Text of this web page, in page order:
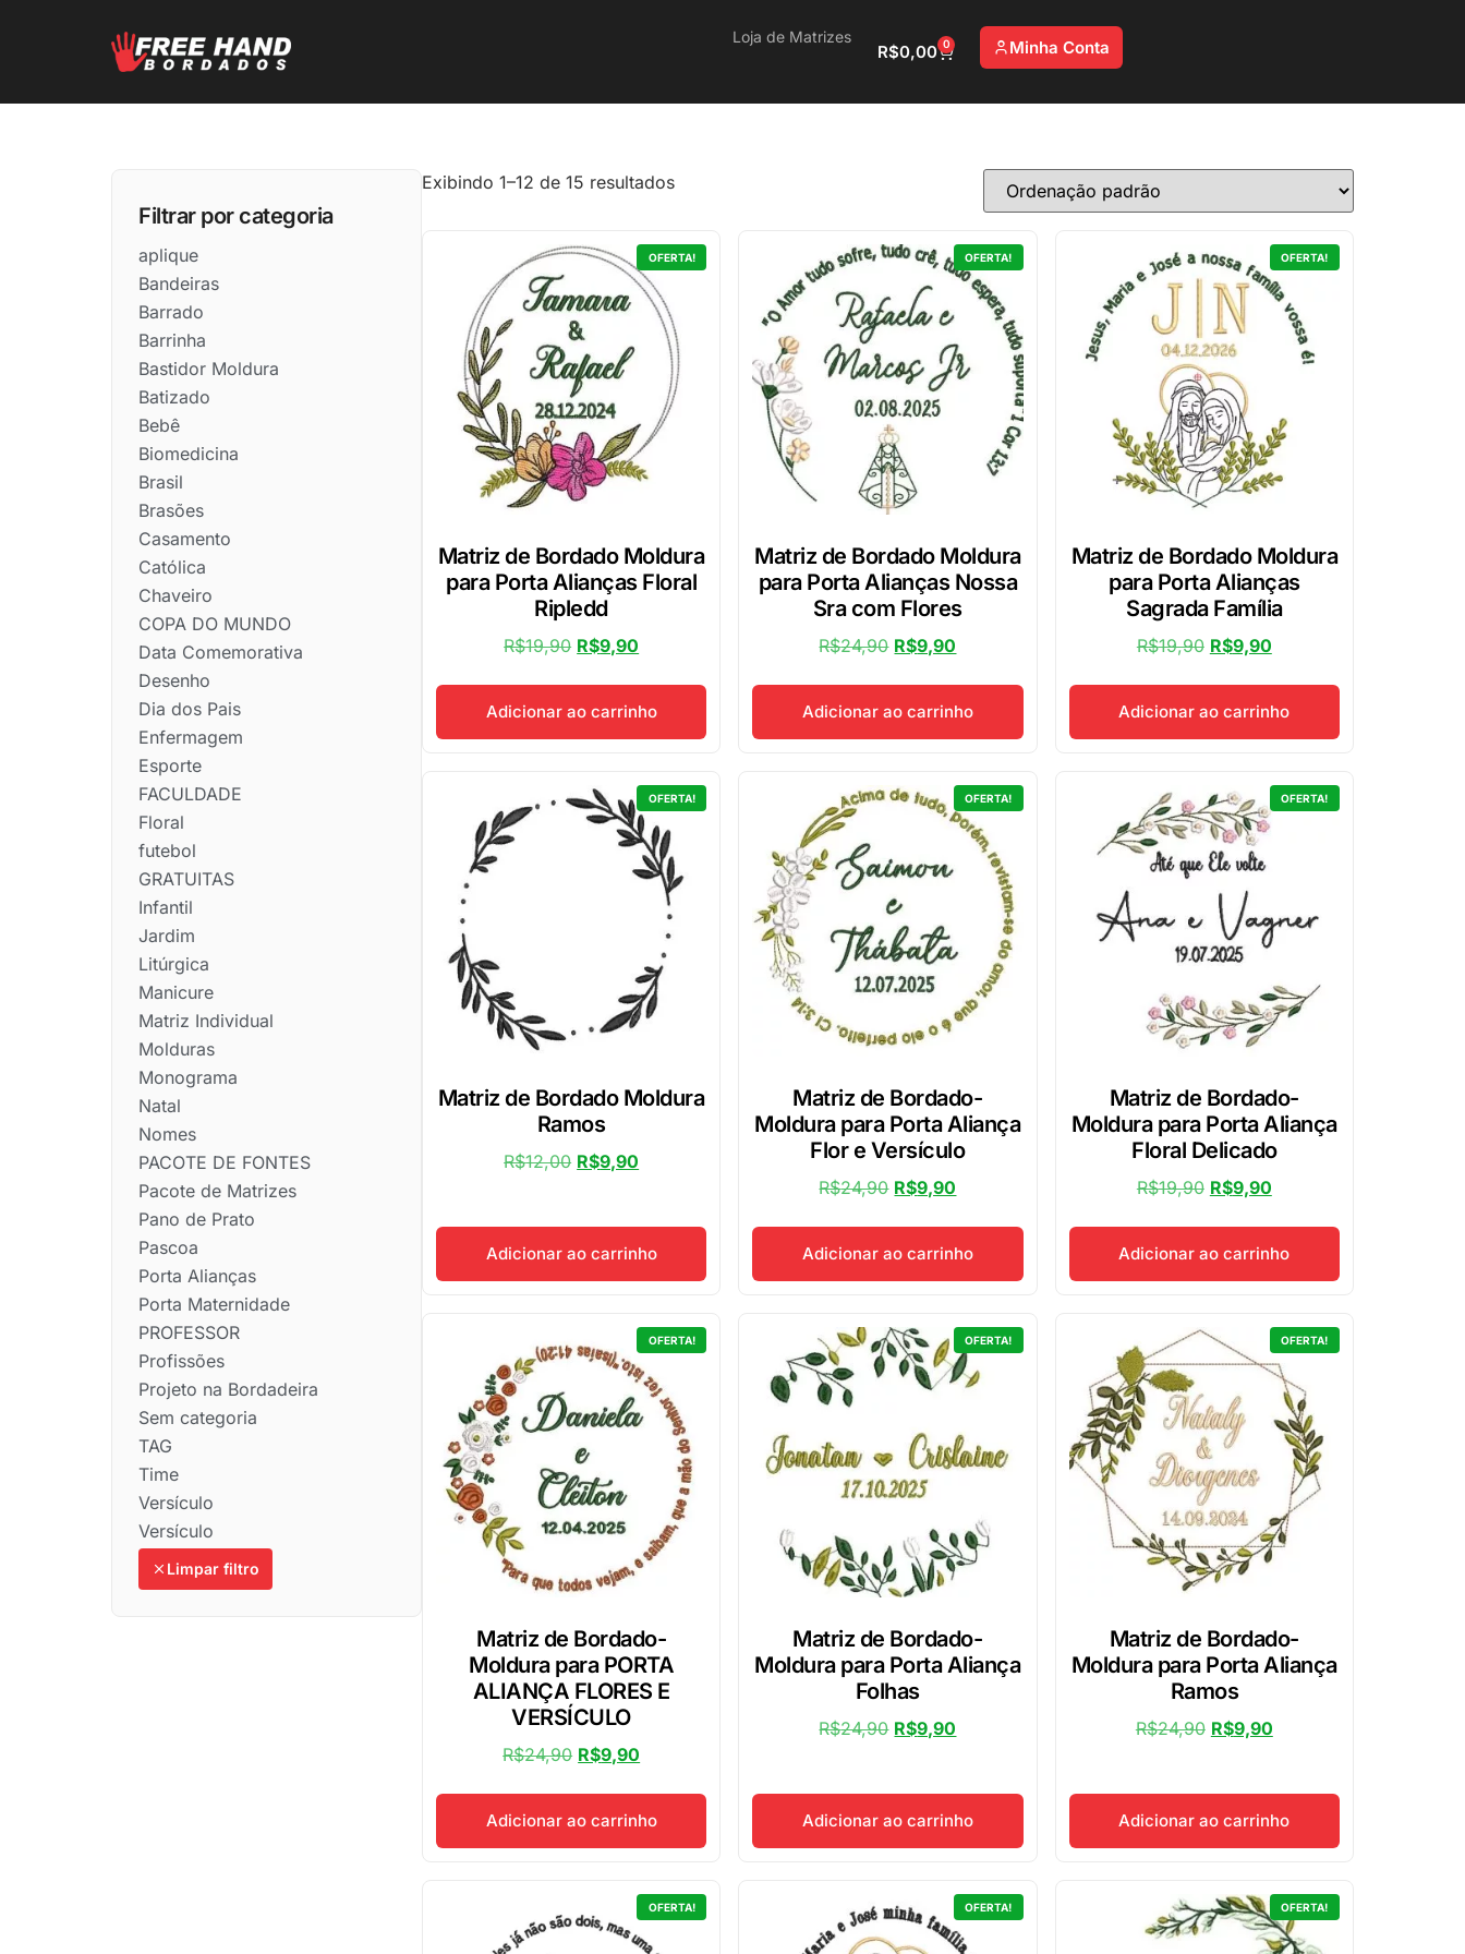
Loja de Matrizes
R$0,00 0 Minha Conta
Filtrar por categoria
aplique
Bandeiras
Barrado
Barrinha
Bastidor Moldura
Batizado
Bebê
Biomedicina
Brasil
Brasões
Casamento
Católica
Chaveiro
COPA DO MUNDO
Data Comemorativa
Desenho
Dia dos Pais
Enfermagem
Esporte
FACULDADE
Floral
futebol
GRATUITAS
Infantil
Jardim
Litúrgica
Manicure
Matriz Individual
Molduras
Monograma
Natal
Nomes
PACOTE DE FONTES
Pacote de Matrizes
Pano de Prato
Pascoa
Porta Alianças
Porta Maternidade
PROFESSOR
Profissões
Projeto na Bordadeira
Sem categoria
TAG
Time
Versículo
Versículo
Limpar filtro
Exibindo 1–12 de 15 resultados
OFERTA!
Matriz de Bordado Moldura
para Porta Alianças Floral
Ripledd
R$19,90 R$9,90
Adicionar ao carrinho
OFERTA!
Matriz de Bordado Moldura
para Porta Alianças Nossa
Sra com Flores
R$24,90 R$9,90
Adicionar ao carrinho
OFERTA!
Matriz de Bordado Moldura
para Porta Alianças
Sagrada Família
R$19,90 R$9,90
Adicionar ao carrinho
OFERTA!
Matriz de Bordado Moldura
Ramos
R$12,00 R$9,90
Adicionar ao carrinho
OFERTA!
Matriz de Bordado-
Moldura para Porta Aliança
Flor e Versículo
R$24,90 R$9,90
Adicionar ao carrinho
OFERTA!
Matriz de Bordado-
Moldura para Porta Aliança
Floral Delicado
R$19,90 R$9,90
Adicionar ao carrinho
OFERTA!
Matriz de Bordado-
Moldura para PORTA
ALIANÇA FLORES E
VERSÍCULO
R$24,90 R$9,90
Adicionar ao carrinho
OFERTA!
Matriz de Bordado-
Moldura para Porta Aliança
Folhas
R$24,90 R$9,90
Adicionar ao carrinho
OFERTA!
Matriz de Bordado-
Moldura para Porta Aliança
Ramos
R$24,90 R$9,90
Adicionar ao carrinho
OFERTA! OFERTA! OFERTA!